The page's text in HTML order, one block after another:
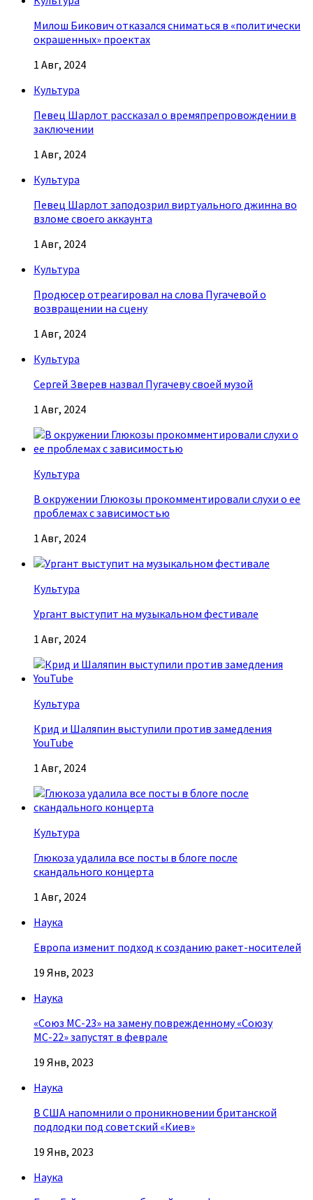
Милош Бикович отказался сниматься в «политически
окрашенных» проектах
1 Авг, 2024
Культура
Певец Шарлот рассказал о времяпрепровождении в
заключении
1 Авг, 2024
Культура
Певец Шарлот заподозрил виртуального джинна во
взломе своего аккаунта
1 Авг, 2024
Культура
Продюсер отреагировал на слова Пугачевой о
возвращении на сцену
1 Авг, 2024
Культура
Сергей Зверев назвал Пугачеву своей музой
1 Авг, 2024
Культура
В окружении Глюкозы прокомментировали слухи о ее
проблемах с зависимостью
1 Авг, 2024
Культура
Ургант выступит на музыкальном фестивале
1 Авг, 2024
Культура
Крид и Шаляпин выступили против замедления
YouTube
1 Авг, 2024
Культура
Глюкоза удалила все посты в блоге после
скандального концерта
1 Авг, 2024
Наука
Европа изменит подход к созданию ракет-носителей
19 Янв, 2023
Наука
«Союз МС-23» на замену поврежденному «Союзу
МС-22» запустят в феврале
19 Янв, 2023
Наука
В США напомнили о проникновении британской
подлодки под советский «Киев»
19 Янв, 2023
Наука